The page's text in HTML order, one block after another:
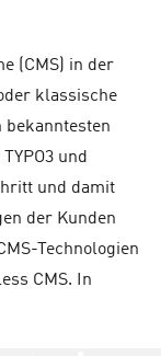
(CMS) in der
klassische
bekanntesten
und
und damit
der Kunden
Technologien
CMS. In